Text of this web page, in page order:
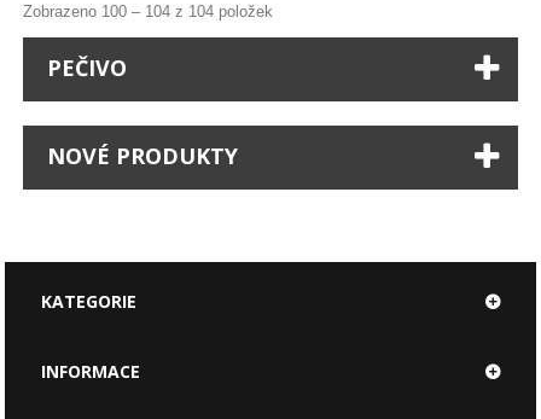
Zobrazeno 100 – 104 z 104 položek
PEČIVO
NOVÉ PRODUKTY
KATEGORIE
INFORMACE